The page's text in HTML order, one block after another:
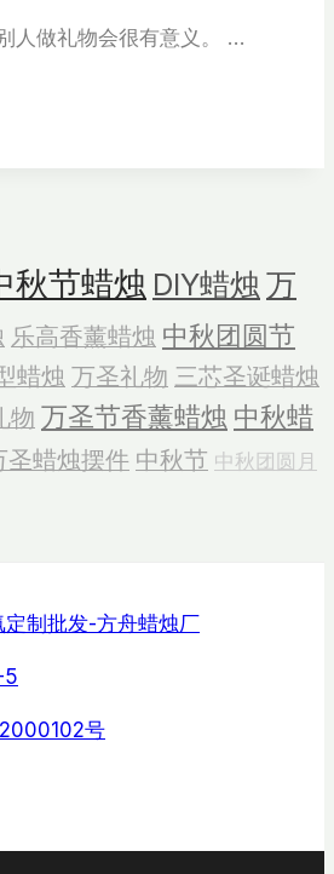
人做礼物会很有意义。 …
秋节蜡烛 DIY蜡烛 万
乐高香薰蜡烛 中秋团圆节
蜡烛 万圣礼物 三芯圣诞蜡烛
物 万圣节香薰蜡烛 中秋蜡
圣蜡烛摆件 中秋节 中秋团圆月
制批发-方舟蜡烛厂
5
号